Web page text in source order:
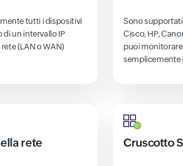
tutti i dispositivi
un intervallo IP
(LAN o WAN)
Sono
Cisco, HP,
puoi
semplicemente
rete Cruscotto